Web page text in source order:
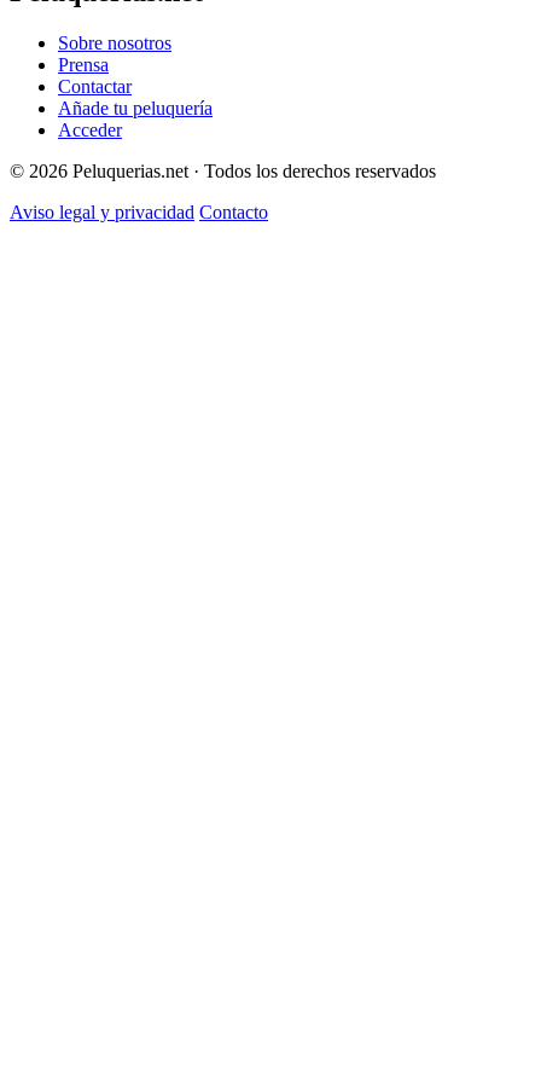
Sobre nosotros
Prensa
Contactar
Añade tu peluquería
Acceder
© 2026 Peluquerias.net · Todos los derechos reservados
Aviso legal y privacidad Contacto